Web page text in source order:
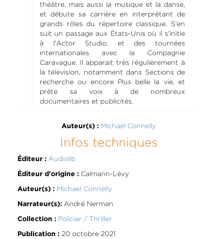
théâtre, mais aussi la musique et la danse,
et débute sa carrière en interprétant de
grands rôles du répertoire classique. S'en
suit un passage aux États-Unis où il s'initie
à l'Actor Studio, et des tournées
internationales avec la Compagnie
Caravague. Il apparait très régulièrement à
la télévision, notamment dans Sections de
recherche ou encore Plus belle la vie, et
prête sa voix à de nombreux
documentaires et publicités.
Auteur(s) : Michael Connelly
Infos techniques
Éditeur : Audiolib
Éditeur d'origine :Calmann-Lévy
Auteur(s) : Michael Connelly
Narrateur(s):André Nerman
Collection : Policier / Thriller
Publication :20 octobre 2021